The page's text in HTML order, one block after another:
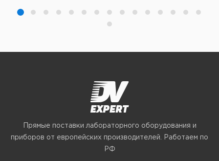
Прямые поставки лабораторного оборудования и
приборов от европейских производителей. Работаем по
РФ